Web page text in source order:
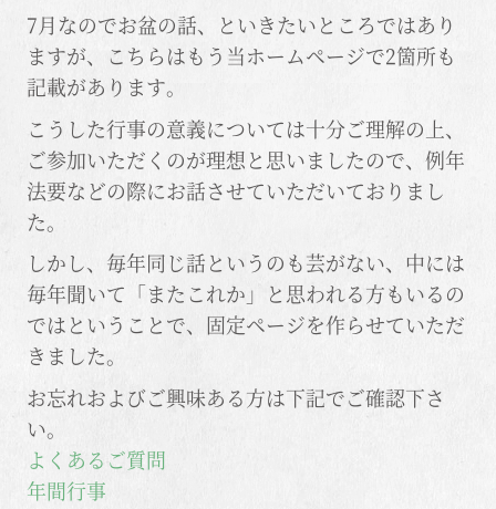
7月なのでお盆の話、といきたいところではあり
ますが、こちらはもう当ホームページで2箇所も
記載があります。
こうした行事の意義については十分ご理解の上、
ご参加いただくのが理想と思いましたので、例年
法要などの際にお話させていただいておりまし
た。
しかし、毎年同じ話というのも芸がない、中には
毎年聞いて「またこれか」と思われる方もいるの
ではということで、固定ページを作らせていただ
きました。
お忘れおよびご興味ある方は下記でご確認下さ
い。
よくあるご質問
年間行事